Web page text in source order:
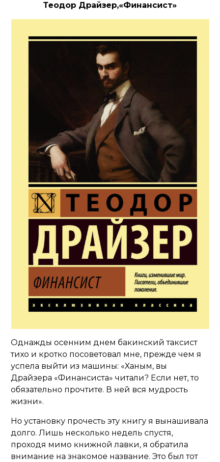
Теодор Драйзер,«Финансист»
Однажды осенним днем бакинский таксист
тихо и кротко посоветовал мне, прежде чем я
успела выйти из машины: «Ханым, вы
Драйзера «Финансиста» читали? Если нет, то
обязательно прочтите. В ней вся мудрость
жизни».
Но установку прочесть эту книгу я вынашивала
долго. Лишь несколько недель спустя,
проходя мимо книжной лавки, я обратила
внимание на знакомое название. Это был тот